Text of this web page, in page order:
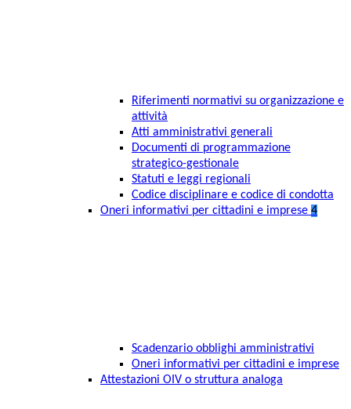
Riferimenti normativi su organizzazione e
attività
Atti amministrativi generali
Documenti di programmazione
strategico-gestionale
Statuti e leggi regionali
Codice disciplinare e codice di condotta
Oneri informativi per cittadini e imprese 4
Scadenzario obblighi amministrativi
Oneri informativi per cittadini e imprese
Attestazioni OIV o struttura analoga